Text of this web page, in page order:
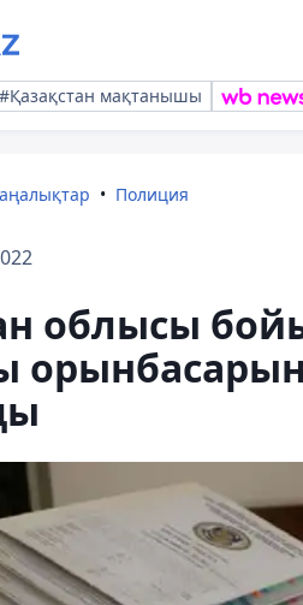
#Қазақстан мақтанышы
Полиция
облысы